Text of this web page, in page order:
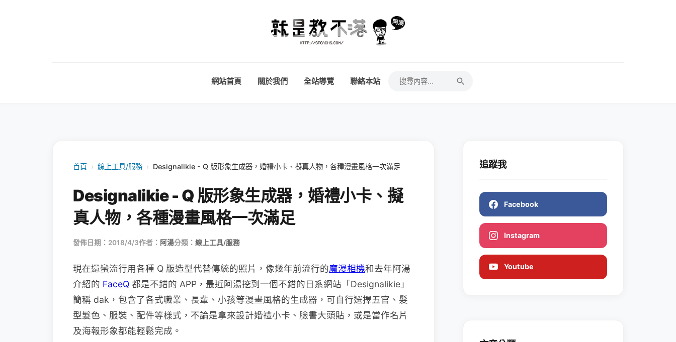
網站首頁 關於我們 全站導覽 聯絡本站
首頁 › 線上工具/服務 › Designalikie - Q 版形象生成器，婚禮小卡、擬真人物，各種漫畫風格一次滿足
Designalikie - Q 版形象生成器，婚禮小卡、擬
真人物，各種漫畫風格一次滿足
發佈日期：2018/4/3作者： 阿湯分類： 線上工具/服務
現在還蠻流行用各種 Q 版造型代替傳統的照片，像幾年前流行的魔漫相機和去年阿湯
介紹的 FaceQ 都是不錯的 APP，最近阿湯挖到一個不錯的日系網站「Designalikie」
簡稱 dak，包含了各式職業、長輩、小孩等漫畫風格的生成器，可自行選擇五官、髮
型髮色、服裝、配件等樣式，不論是拿來設計婚禮小卡、臉書大頭貼，或是當作名片
及海報形象都能輕鬆完成。
追蹤我
Facebook
Instagram
Youtube